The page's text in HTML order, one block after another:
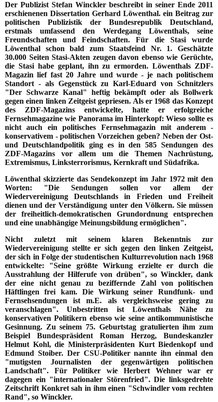
Der Publizist Stefan Winckler beschreibt in seiner Ende 2011
erschienenen Dissertation Gerhard Löwenthal. ein Beitrag zur
politischen Publizistik der Bundesrepublik Deutschland,
erstmals umfassend den Werdegang Löwenthals, seine
Freundschaften und Feindschaften. Für die Stasi wurde
Löwenthal schon bald zum Staatsfeind Nr. 1. Geschätzte
30.000 Seiten Stasi-Akten zeugen davon ebenso wie Gerüchte,
die Stasi habe geplant, ihn zu ermorden. Löwenthals ZDF-
Magazin lief fast 20 Jahre und wurde - je nach politischem
Standort - als Gegenstück zu Karl-Eduard von Schnitzlers
"Der Schwarze Kanal" heftig bekämpft oder als Bollwerk
gegen einen linken Zeitgeist gepriesen. Als er 1968 das Konzept
des ZDF-Magazins entwickelte, hatte er erfolgreiche
Fernsehmagazine wie Panorama im Hinterkopf: Wieso sollte es
nicht auch ein politisches Fernsehmagazin mit anderem -
konservativem - politischen Vorzeichen geben? Neben der Ost-
und Deutschlandpolitik ging es in den 585 Sendungen des
ZDF-Magazins vor allem um die Themen Nachrüstung,
Extremismus, Linksterrorismus, Kernkraft und Südafrika.
Löwenthal skizzierte das Sendekonzept im Jahr 1972 mit den
Worten: "Die Sendungen sollen vor allem der
Wiedervereinigung Deutschlands in Frieden und Freiheit
dienen und der Verständigung unter den Völkern. Sie müssen
der freiheitlich-demokratischen Grundordnung entsprechen
und eine unabhängige Meinungsbildung ermöglichen".
Nicht zuletzt mit seinem klaren Bekenntnis zur
Wiedervereinigung stellte er sich gegen den linken Zeitgeist,
der sich in Folge der studentischen Kulturrevolution nach 1968
entwickelte: "Seine größte Wirkung erzielte er durch die
Ausstrahlung der Hilferufe von drüben", so Winckler, dank
der eine nicht genau zu beziffernde Zahl von politischen
Häftlingen frei kam. Die Wirkung seiner Rundfunk- und
Fernsehsendungen ist m.E. als vergleichsweise gering zu
veranschlagen". Unbestritten ist Löwenthals Nähe zu
konservativen Politikern ebenso wie seine antikommunistische
Gesinnung. Zu seinem 75. Geburtstag gratulierten ihm zum
Beispiel Bundespräsident Roman Herzog, Bundeskanzler
Helmut Kohl, die Ministerpräsidenten Kurt Biedenkopf und
Edmund Stoiber. Der CSU-Politiker nannte ihn einmal den
"mutigsten Journalisten der gegenwärtigen politischen
Landschaft". Für Politiker wie Herbert Wehner war er
dagegen ein "internationaler Störenfried". Die linksgedrehte
Zeitschrift Konkret sah in ihm einen "Schwindler vom rechten
Rand", so Winckler.